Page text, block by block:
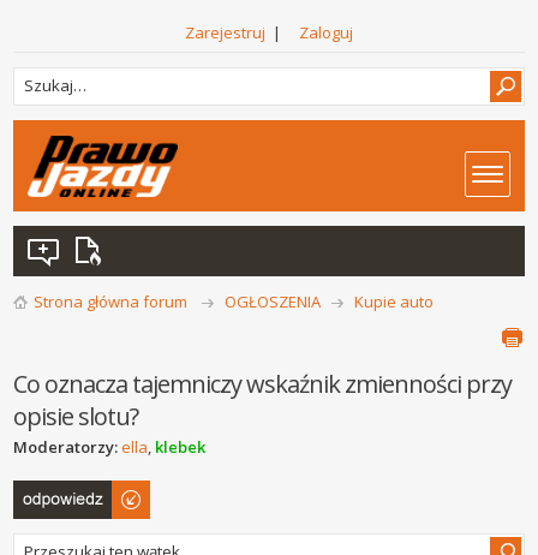
Zarejestruj | Zaloguj
Strona główna forum OGŁOSZENIA Kupie auto
Co oznacza tajemniczy wskaźnik zmienności przy
opisie slotu?
Moderatorzy:ella, klebek
Odpowiedz